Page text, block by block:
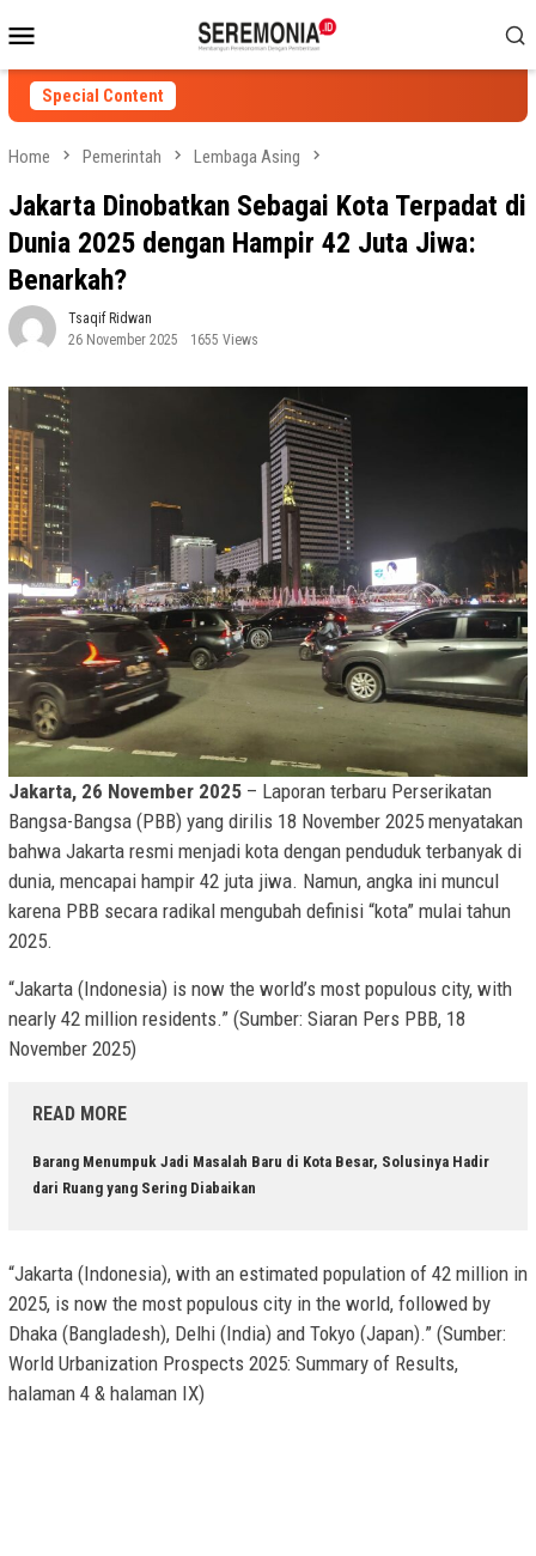
to
contentMenu
Special Content
Home Pemerintah Lembaga Asing
Jakarta Dinobatkan Sebagai Kota Terpadat di
Dunia 2025 dengan Hampir 42 Juta Jiwa:
Benarkah?
Tsaqif Ridwan
26 November 2025
1655 Views
Jakarta, 26 November 2025 – Laporan terbaru Perserikatan
Bangsa-Bangsa (PBB) yang dirilis 18 November 2025 menyatakan
bahwa Jakarta resmi menjadi kota dengan penduduk terbanyak di
dunia, mencapai hampir 42 juta jiwa. Namun, angka ini muncul
karena PBB secara radikal mengubah definisi “kota” mulai tahun
2025.
“Jakarta (Indonesia) is now the world’s most populous city, with
nearly 42 million residents.” (Sumber: Siaran Pers PBB, 18
November 2025)
READ MORE
Barang Menumpuk Jadi Masalah Baru di Kota Besar, Solusinya Hadir
dari Ruang yang Sering Diabaikan
“Jakarta (Indonesia), with an estimated population of 42 million in
2025, is now the most populous city in the world, followed by
Dhaka (Bangladesh), Delhi (India) and Tokyo (Japan).” (Sumber:
World Urbanization Prospects 2025: Summary of Results,
halaman 4 & halaman IX)